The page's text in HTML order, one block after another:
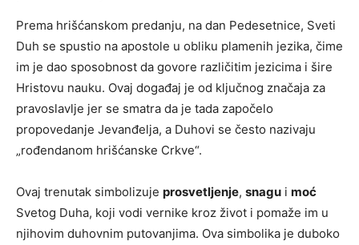
Prema hrišćanskom predanju, na dan Pedesetnice, Sveti
Duh se spustio na apostole u obliku plamenih jezika, čime
im je dao sposobnost da govore različitim jezicima i šire
Hristovu nauku. Ovaj događaj je od ključnog značaja za
pravoslavlje jer se smatra da je tada započelo
propovedanje Jevanđelja, a Duhovi se često nazivaju
„rođendanom hrišćanske Crkve“.
Ovaj trenutak simbolizuje prosvetljenje, snagu i moć
Svetog Duha, koji vodi vernike kroz život i pomaže im u
njihovim duhovnim putovanjima. Ova simbolika je duboko